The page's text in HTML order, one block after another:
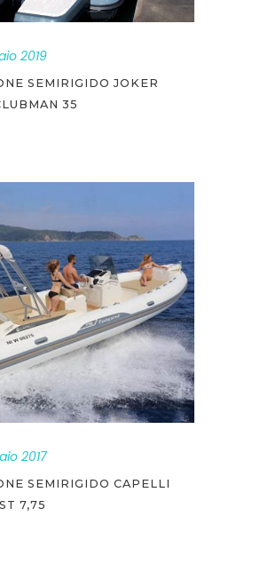
2019
SEMIRIGIDO JOKER
35
2017
SEMIRIGIDO CAPELLI
7,75